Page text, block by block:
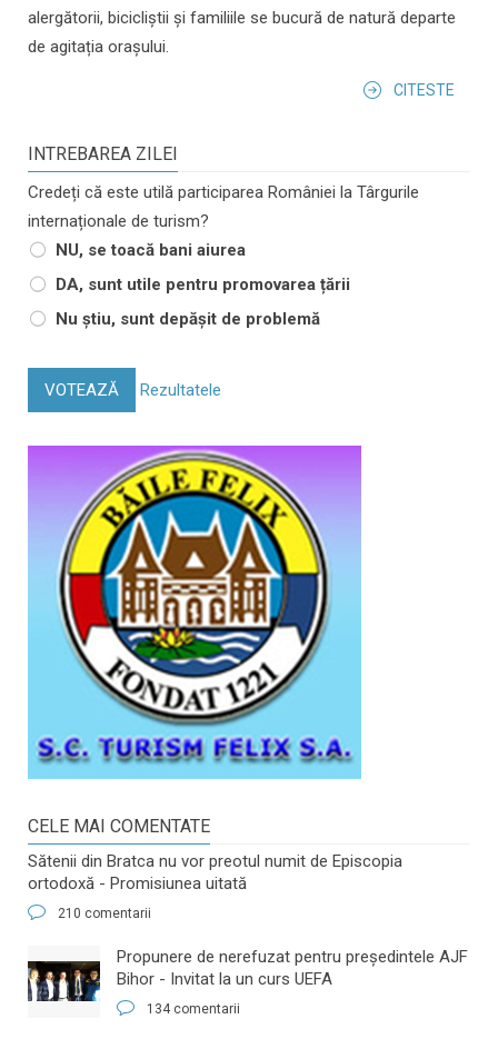
alergătorii, bicicliștii și familiile se bucură de natură departe
de agitația orașului.
CITESTE
INTREBAREA ZILEI
Credeți că este utilă participarea României la Târgurile
internaționale de turism?
NU, se toacă bani aiurea
DA, sunt utile pentru promovarea țării
Nu știu, sunt depășit de problemă
VOTEAZĂ Rezultatele
CELE MAI COMENTATE
Sătenii din Bratca nu vor preotul numit de Episcopia
ortodoxă - Promisiunea uitată
210 comentarii
​Propunere de nerefuzat pentru preşedintele AJF
Bihor - Invitat la un curs UEFA
134 comentarii